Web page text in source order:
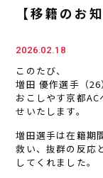
【移籍のお
2026.02.18
このたび、
増田 優作選手（26
おこしやす京都
せいたします。
増田選手は在籍期
救い、抜群の反応
してくれました。